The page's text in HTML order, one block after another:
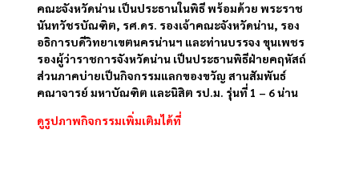
คณะจังหวัดน่าน เป็นประธานในพิธี พร้อมด้วย พระราช
นันทวัชรบัณฑิต, รศ.ดร. รองเจ้าคณะจังหวัดน่าน, รอง
อธิการบดีวิทยาเขตนครน่านฯ และท่านบรรจง ขุนเพชร
รองผู้ว่าราชการจังหวัดน่าน เป็นประธานพิธีฝ่ายคฤหัสถ์
ส่วนภาคบ่ายเป็นกิจกรรมแลกของขวัญ สานสัมพันธ์
คณาจารย์ มหาบัณฑิต และนิสิต รป.ม. รุ่นที่ 1 – 6 น่าน
ดูรูปภาพกิจกรรมเพิ่มเติมได้ที่